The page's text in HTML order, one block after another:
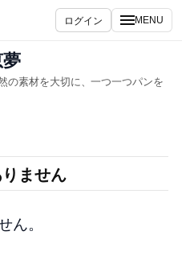
ログイン MENU
の素材を大切に、一つ一つパンを
ません
ん。